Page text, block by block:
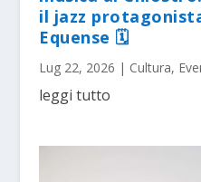
il jazz
Equense 🗓
Lug 22, 2026 | Cultura,
leggi tutto